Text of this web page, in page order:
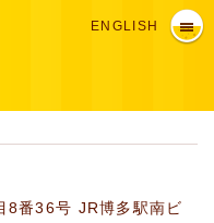
ENGLISH
8番36号 JR博多駅南ビ